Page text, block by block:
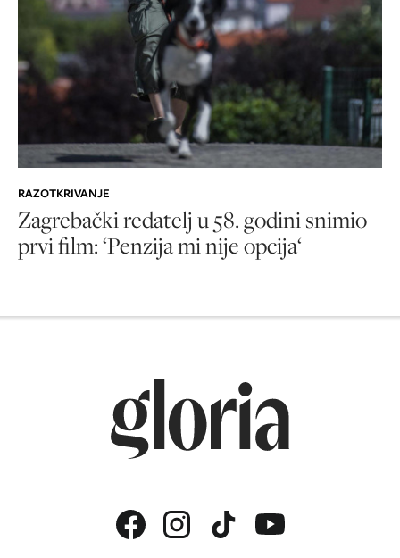
RAZOTKRIVANJE
Zagrebački redatelj u 58. godini snimio
prvi film: ‘Penzija mi nije opcija‘